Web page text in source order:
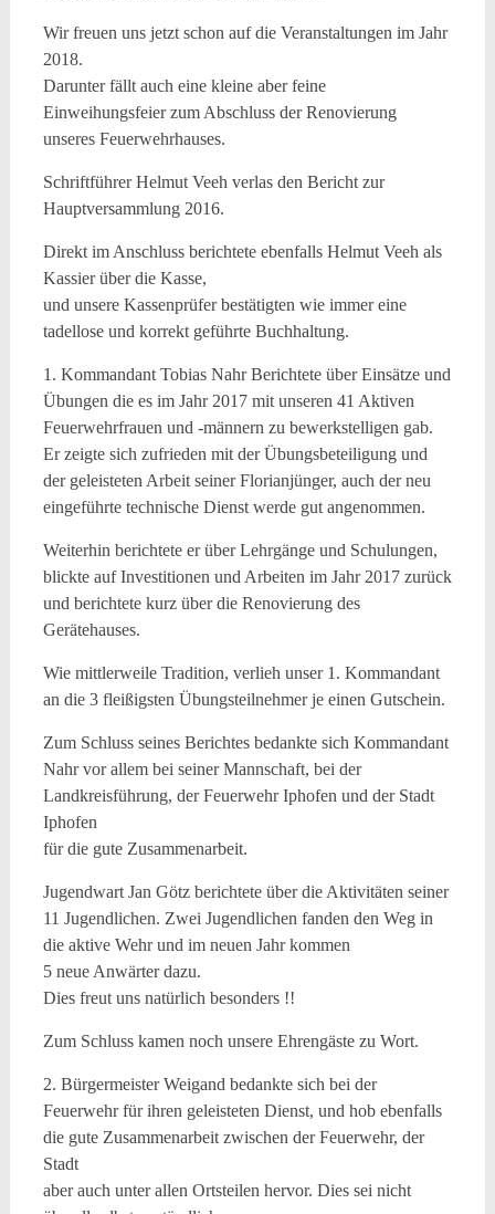
Wir freuen uns jetzt schon auf die Veranstaltungen im Jahr
2018.
Darunter fällt auch eine kleine aber feine
Einweihungsfeier zum Abschluss der Renovierung
unseres Feuerwehrhauses.
Schriftführer Helmut Veeh verlas den Bericht zur
Hauptversammlung 2016.
Direkt im Anschluss berichtete ebenfalls Helmut Veeh als
Kassier über die Kasse,
und unsere Kassenprüfer bestätigten wie immer eine
tadellose und korrekt geführte Buchhaltung.
1. Kommandant Tobias Nahr Berichtete über Einsätze und
Übungen die es im Jahr 2017 mit unseren 41 Aktiven
Feuerwehrfrauen und -männern zu bewerkstelligen gab.
Er zeigte sich zufrieden mit der Übungsbeteiligung und
der geleisteten Arbeit seiner Florianjünger, auch der neu
eingeführte technische Dienst werde gut angenommen.
Weiterhin berichtete er über Lehrgänge und Schulungen,
blickte auf Investitionen und Arbeiten im Jahr 2017 zurück
und berichtete kurz über die Renovierung des
Gerätehauses.
Wie mittlerweile Tradition, verlieh unser 1. Kommandant
an die 3 fleißigsten Übungsteilnehmer je einen Gutschein.
Zum Schluss seines Berichtes bedankte sich Kommandant
Nahr vor allem bei seiner Mannschaft, bei der
Landkreisführung, der Feuerwehr Iphofen und der Stadt
Iphofen
für die gute Zusammenarbeit.
Jugendwart Jan Götz berichtete über die Aktivitäten seiner
11 Jugendlichen. Zwei Jugendlichen fanden den Weg in
die aktive Wehr und im neuen Jahr kommen
5 neue Anwärter dazu.
Dies freut uns natürlich besonders !!
Zum Schluss kamen noch unsere Ehrengäste zu Wort.
2. Bürgermeister Weigand bedankte sich bei der
Feuerwehr für ihren geleisteten Dienst, und hob ebenfalls
die gute Zusammenarbeit zwischen der Feuerwehr, der
Stadt
aber auch unter allen Ortsteilen hervor. Dies sei nicht